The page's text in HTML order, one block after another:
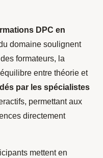
DPC en
domaine soulignent
formateurs, la
entre théorie et
par les spécialistes
permettant aux
directement
mettent en